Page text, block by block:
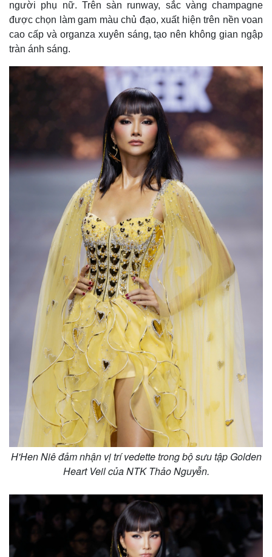
người phụ nữ. Trên sàn runway, sắc vàng champagne
được chọn làm gam màu chủ đạo, xuất hiện trên nền voan
cao cấp và organza xuyên sáng, tạo nên không gian ngập
tràn ánh sáng.
H'Hen Niê đảm nhận vị trí vedette trong bộ sưu tập Golden
Heart Veil của NTK Thảo Nguyễn.